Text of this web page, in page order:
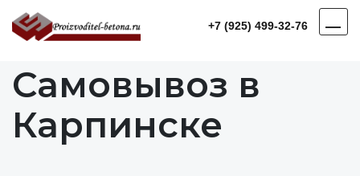
+7 (925) 499-32-76
Самовывоз в
Карпинске